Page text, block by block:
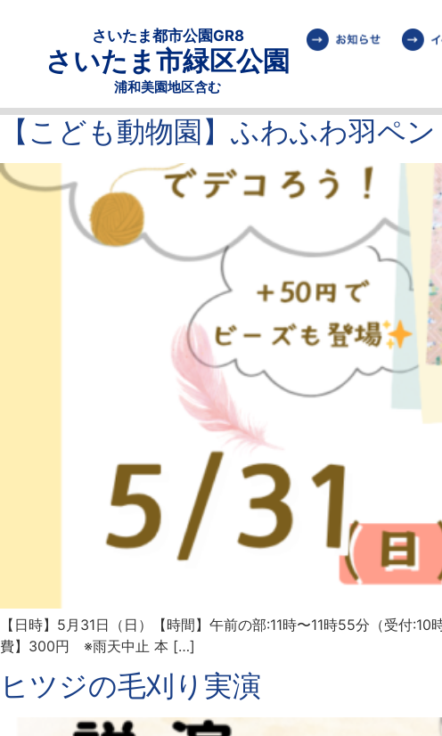
さいたま都市公園GR8
さいたま市緑区公園
浦和美園地区含む
【こども動物園】ふわふわ羽ペ
【日時】5月31日（日）【時間】午前の部:11時〜11時55分（受
費】300円 ※雨天中止 本 […]
ヒツジの毛刈り実演